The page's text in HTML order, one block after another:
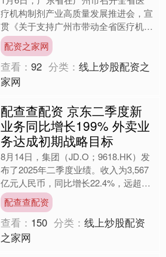
疗机构制剂产业高质量发展推进会，宣
贯《关于支持广州市带动全省医疗机构
制剂产业高质量发展的若干措施》（粤
工信规字〔2025〕7号....
配资之家网
查看：92 分类：线上炒股配资之
家网
配查查配资 京东二季度新
业务同比增长199% 外卖业
务达成初期战略目标
8月14日，集团（JD.O；9618.HK）发
布了2025年二季度业绩。收入为3,567
亿元人民币，同比增长22.4%，远超市
场预期配查查配资，也再次刷新了近
三....
配查查配资
查看： 150 分类：线上炒股配资
之家网